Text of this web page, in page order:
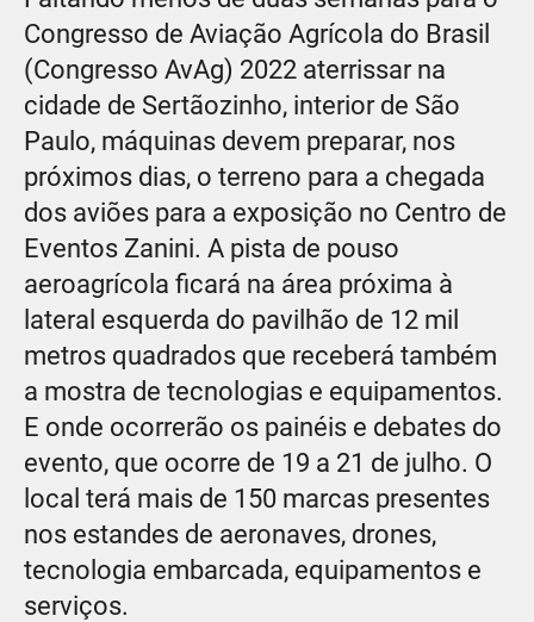
Congresso de Aviação Agrícola do Brasil
(Congresso AvAg) 2022 aterrissar na
cidade de Sertãozinho, interior de São
Paulo, máquinas devem preparar, nos
próximos dias, o terreno para a chegada
dos aviões para a exposição no Centro de
Eventos Zanini. A pista de pouso
aeroagrícola ficará na área próxima à
lateral esquerda do pavilhão de 12 mil
metros quadrados que receberá também
a mostra de tecnologias e equipamentos.
E onde ocorrerão os painéis e debates do
evento, que ocorre de 19 a 21 de julho. O
local terá mais de 150 marcas presentes
nos estandes de aeronaves, drones,
tecnologia embarcada, equipamentos e
serviços.